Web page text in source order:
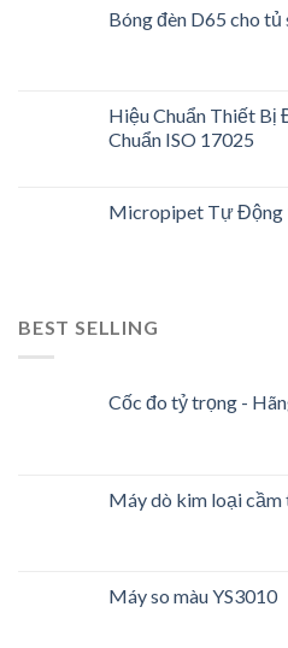
Bóng đèn D65 cho tủ
Hiệu Chuẩn Thiết Bị
Chuẩn ISO 17025
Micropipet Tự Động
BEST SELLING
Cốc đo tỷ trọng -
Máy dò kim loại cầm
Máy so màu YS3010